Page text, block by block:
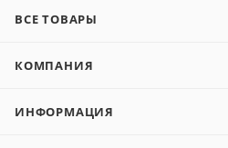
ВСЕ ТОВАРЫ
КОМПАНИЯ
ИНФОРМАЦИЯ